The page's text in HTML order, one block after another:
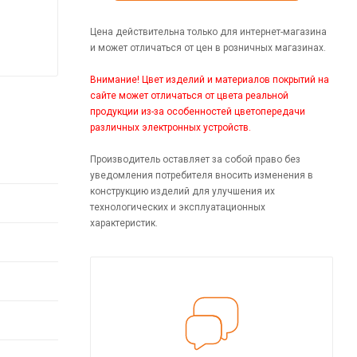
Цена действительна только для интернет-магазина
и может отличаться от цен в розничных магазинах.
Внимание! Цвет изделий и материалов покрытий на
сайте может отличаться от цвета реальной
продукции из-за особенностей цветопередачи
различных электронных устройств.
Производитель оставляет за собой право без
уведомления потребителя вносить изменения в
конструкцию изделий для улучшения их
технологических и эксплуатационных
характеристик.